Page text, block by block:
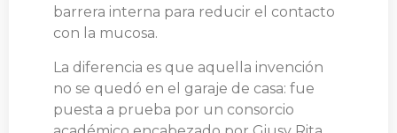
barrera interna para reducir el contacto
con la mucosa.
La diferencia es que aquella invención
no se quedó en el garaje de casa: fue
puesta a prueba por un consorcio